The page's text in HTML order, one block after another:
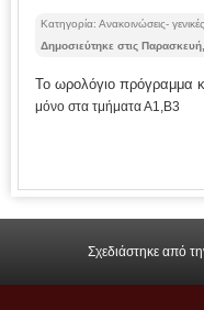
Κατηγορία: Ανακοινώσεις- γενικές
Δημοσιεύτηκε στις
Το ωρολόγιο πρόγραμμα
μόνο στα τμήματα Α1,Β3
Σχεδιάστηκε από